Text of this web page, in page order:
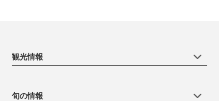
観光情報
旬の情報